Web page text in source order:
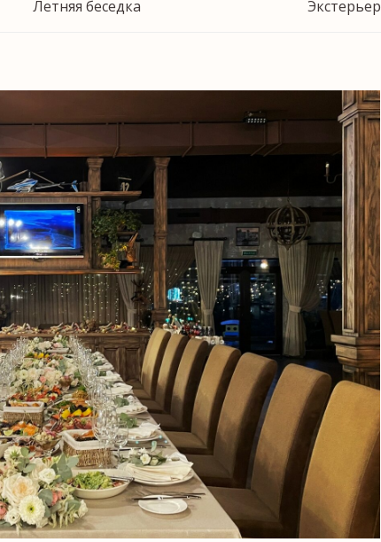
Летняя беседка Экстерьер